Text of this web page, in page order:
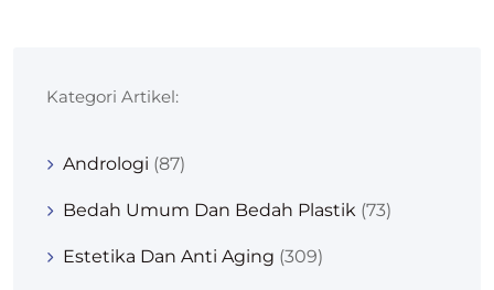
Kategori Artikel:
Andrologi (87)
Bedah Umum Dan Bedah Plastik (73)
Estetika Dan Anti Aging (309)